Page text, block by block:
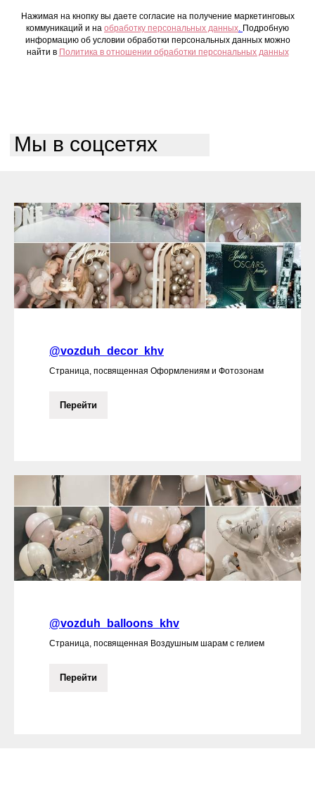
Нажимая на кнопку вы даете согласие на получение маркетинговых
коммуникаций и на обработку персональных данных Подробную
информацию об условии обработки персональных данных можно
найти в Политика в отношении обработки персональных данных
Мы в соцсетях
@vozduh_decor_khv
Страница, посвященная Оформлениям и Фотозонам
Перейти
@vozduh_balloons_khv
Страница, посвященная Воздушным шарам с гелием
Перейти